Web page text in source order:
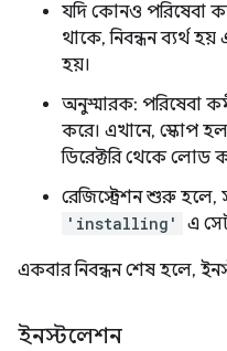
যদি কোনও পরিষেবা
থাকে, নিবন্ধন ব্যর্থ
হয়।
অনুস্মারক: পরিষেবা
করে। এখানে, স্কোপ
ডিরেক্টরি থেকে লোড
রেজিস্ট্রেশন শুরু হলে,
'installing' এ
একবার নিবন্ধন শেষ হলে,
ইনস্টলেশন